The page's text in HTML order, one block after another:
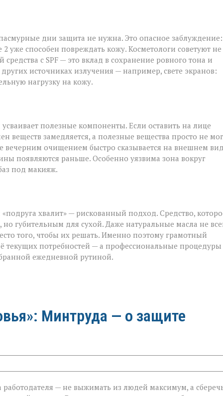
дни защита не нужна. Это опасное заблуждение:
уже способен повреждать кожу. Косметологи советуют не
с SPF — это вклад в сохранение ровного тона и
источниках излучения — например, свете экранов:
нагрузку на кожу.
полезные компоненты. Если оставить на лице
веществ замедляется, а полезные вещества просто не
вечерним очищением быстро сказывается на внешнем
появляются раньше. Особенно уязвима зона вокруг
под макияж.
хвалит» — рискованный подход. Средство,
губительным для сухой. Даже натуральные масла не
того, чтобы их решать. Именно поэтому грамотный
потребностей — а профессиональные процедуры
ежедневной рутиной.
Минтруда — о защите
работодателя — не выжимать из людей максимум, а